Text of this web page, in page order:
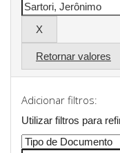
Retornar valores
Adicionar filtros:
Utilizar filtros para